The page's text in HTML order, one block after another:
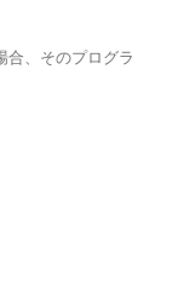
合、そのプログラ